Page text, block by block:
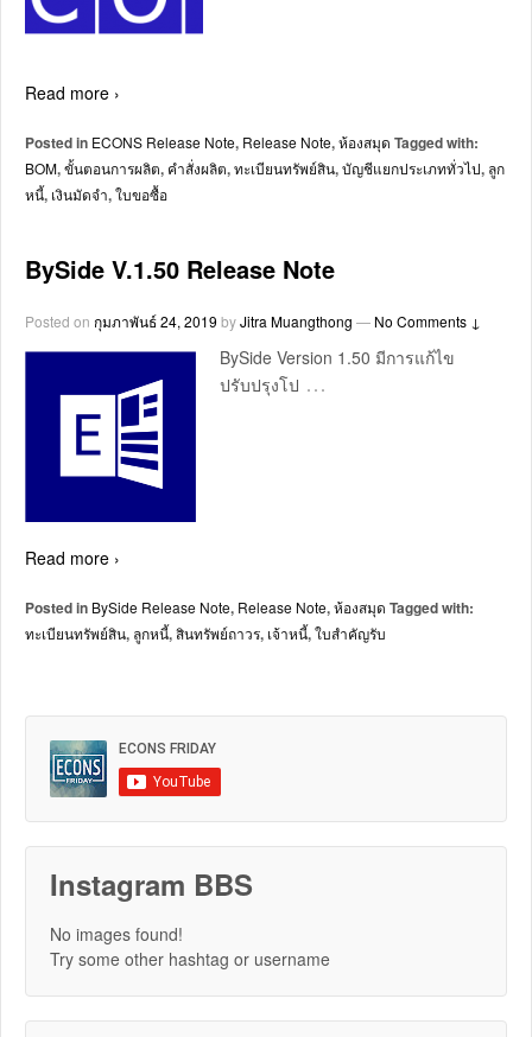
Read more ›
Posted in ECONS Release Note, Release Note,ห้องสมุด Tagged with:
BOM,ขั้นตอนการผลิต, คำสั่งผลิต,ทะเบียนทรัพย์สิน,บัญชีแยกประเภททั่วไป, ลูก
หนี้, เงินมัดจำ,ใบขอซื้อ
BySide V.1.50 Release Note
Posted on กุมภาพันธ์ 24, 2019 byJitra Muangthong — No Comments ↓
BySide Version 1.50 มีการแก้ไข
ปรับปรุงโป …
Read more ›
Posted in BySide Release Note, Release Note,ห้องสมุด Tagged with:
ทะเบียนทรัพย์สิน, ลูกหนี้,สินทรัพย์ถาวร, เจ้าหนี้,ใบสำคัญรับ
Instagram BBS
No images found!
Try some other hashtag or username